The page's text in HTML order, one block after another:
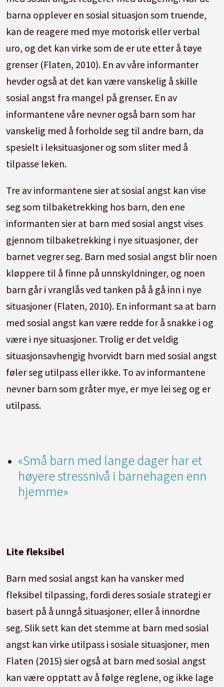
barna opplever en sosial situasjon som truende,
kan de reagere med mye motorisk eller verbal
uro, og det kan virke som de er ute etter å tøye
grenser (Flaten, 2010). En av våre informanter
hevder også at det kan være vanskelig å skille
sosial angst fra mangel på grenser. En av
informantene våre nevner også barn som har
vanskelig med å forholde seg til andre barn, da
spesielt i leksituasjoner og som sliter med å
tilpasse leken.
Tre av informantene sier at sosial angst kan vise
seg som tilbaketrekking hos barn, den ene
informanten sier at barn med sosial angst vises
gjennom tilbaketrekking i nye situasjoner, der
barnet vegrer seg. Barn med sosial angst blir noen
kløppere til å finne på unnskyldninger, og noen
barn går i vranglås ved tanken på å gå inn i nye
situasjoner (Flaten, 2010). En informant sa at barn
med sosial angst kan være redde for å snakke i og
være i nye situasjoner. Trolig er det veldig
situasjonsavhengig hvorvidt barn med sosial angst
føler seg utilpass eller ikke. To av informantene
nevner barn som gråter mye, er mye lei seg og er
utilpass.
«Små barn med lange dager har et
høyere stressnivå i barnehagen enn
hjemme»
Lite fleksibel
Barn med sosial angst kan ha vansker med
fleksibel tilpassing, fordi deres sosiale strategi er
basert på å unngå situasjoner, eller å innordne
seg. Slik sett kan det stemme at barn med sosial
angst kan virke utilpass i sosiale situasjoner, men
Flaten (2015) sier også at barn med sosial angst
kan være opptatt av å følge reglene, og ikke lage